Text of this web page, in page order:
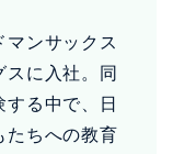
マンサックス
に入社。同
る中で、日
たちへの教育